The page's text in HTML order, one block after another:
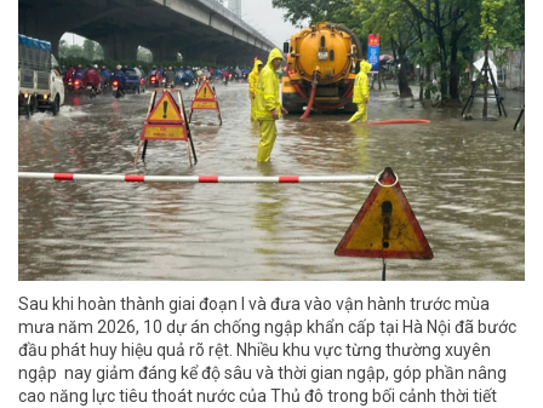
Sau khi hoàn thành giai đoạn I và đưa vào vận hành trước mùa
mưa năm 2026, 10 dự án chống ngập khẩn cấp tại Hà Nội đã bước
đầu phát huy hiệu quả rõ rệt. Nhiều khu vực từng thường xuyên
ngập nay giảm đáng kể độ sâu và thời gian ngập, góp phần nâng
cao năng lực tiêu thoát nước của Thủ đô trong bối cảnh thời tiết